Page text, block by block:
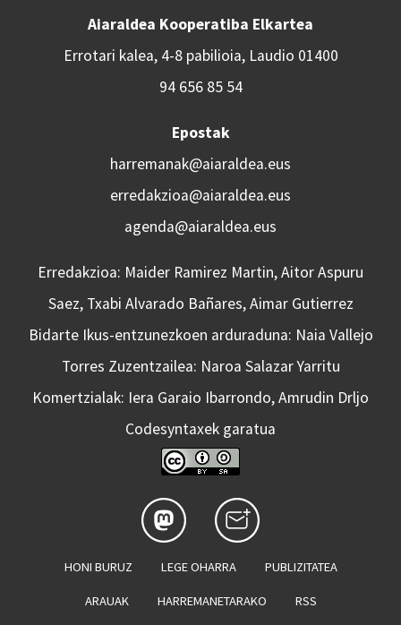
Aiaraldea Kooperatiba Elkartea
Errotari kalea, 4-8 pabilioia, Laudio 01400
94 656 85 54
Epostak
harremanak@aiaraldea.eus
erredakzioa@aiaraldea.eus
agenda@aiaraldea.eus
Erredakzioa: Maider Ramirez Martin, Aitor Aspuru
Saez, Txabi Alvarado Bañares, Aimar Gutierrez
Bidarte Ikus-entzunezkoen arduraduna: Naia Vallejo
Torres Zuzentzailea: Naroa Salazar Yarritu
Komertzialak: Iera Garaio Ibarrondo, Amrudin Drljo
Codesyntaxek garatua
HONI BURUZ LEGE OHARRA PUBLIZITATEA
ARAUAK HARREMANETARAKO RSS